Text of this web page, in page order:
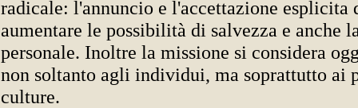
radicale: l'annuncio e l'accettazione esplicita
aumentare le possibilità di salvezza e anche
personale. Inoltre la missione si considera
non soltanto agli individui, ma soprattutto ai
culture.